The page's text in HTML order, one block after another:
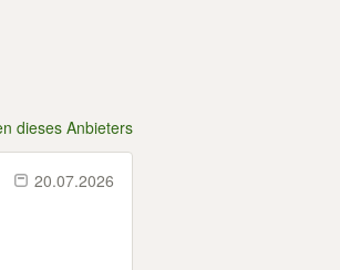
dieses Anbieters
20.07.2026